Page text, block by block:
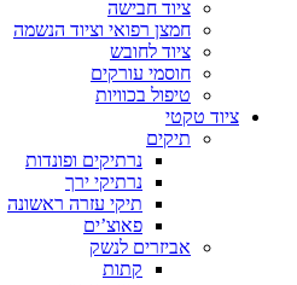
ציוד חבישה
חמצן רפואי וציוד הנשמה
ציוד לחובש
חוסמי עורקים
טיפול בכוויות
ציוד טקטי
תיקים
נרתיקים ופונדות
נרתיקי ירך
תיקי עזרה ראשונה
פאוצ’ים
אביזרים לנשק
קתות